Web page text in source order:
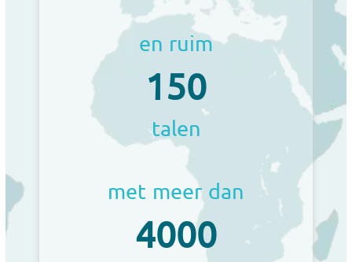
en ruim
150
talen
met meer dan
4000